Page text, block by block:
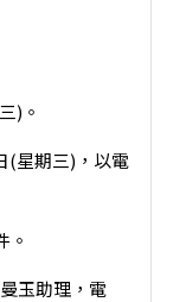
)。
(星期三)，以電
。
玉助理，電